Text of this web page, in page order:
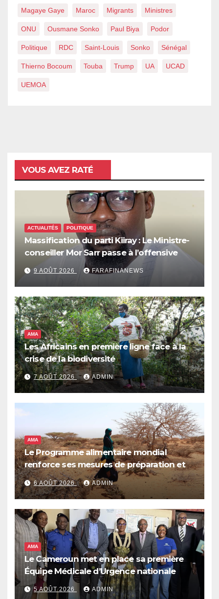
Magaye Gaye Maroc Migrants Ministres
ONU Ousmane Sonko Paul Biya Podor
Politique RDC Saint-Louis Sonko Sénégal
Thierno Bocoum Touba Trump UA UCAD
UEMOA
VOUS AVEZ RATÉ
ACTUALITÉS POLITIQUE
Massification du parti Kiiray : Le Ministre-
conseiller Mor Sarr passe à l’offensive
9 AOÛT 2026 FARAFINANEWS
AMA
Les Africains en première ligne face à la
crise de la biodiversité
7 AOÛT 2026 ADMIN
AMA
Le Programme alimentaire mondial
renforce ses mesures de préparation et
de réponse face à la menace d’El Niño,
qui pourrait plonger des dizaines de
millions de personnes dans l’insécurité
alimentaire aiguë
6 AOÛT 2026 ADMIN
AMA
Le Cameroun met en place sa première
Équipe Médicale d’Urgence nationale
5 AOÛT 2026 ADMIN